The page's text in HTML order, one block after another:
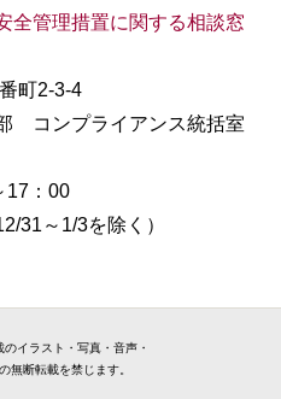
全管理措置に関する相談窓
町2-3-4
コンプライアンス統括室
17：00
31～1/3を除く）
イラスト・写真・音声・
無断転載を禁じます。